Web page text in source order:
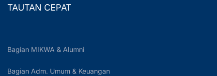
TAUTAN CEPAT
Bagian MIKWA & Alumni
Bagian Adm. Umum & Keuangan